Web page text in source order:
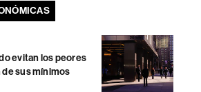
evitan los peores
sus mínimos